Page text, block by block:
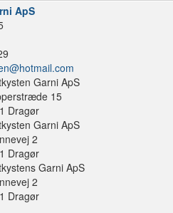
ApS
Garni ApS
15
Dragør
Garni ApS
2
Dragør
Garni ApS
2
Dragør